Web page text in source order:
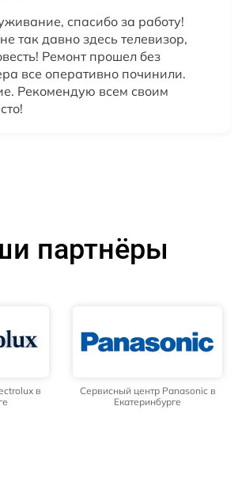
спасибо за работу!
так давно здесь телевизор,
Ремонт прошел без
все оперативно починили.
Рекомендую всем своим
партнёры
в
Сервисный центр Panasonic в
Екатеринбурге